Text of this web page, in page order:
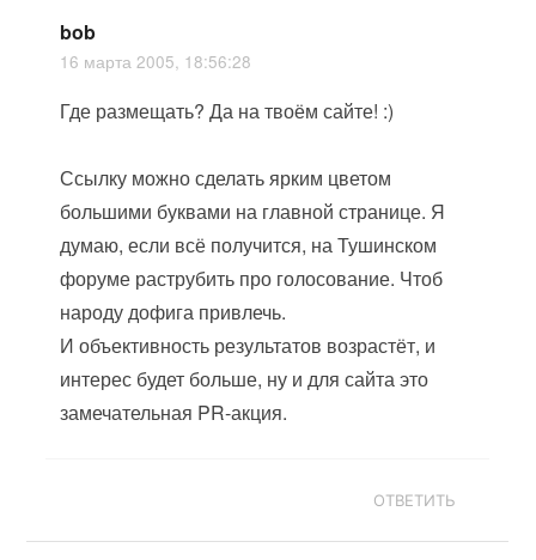
bob
16 марта 2005, 18:56:28
Где размещать? Да на твоём сайте! :)
Ссылку можно сделать ярким цветом
большими буквами на главной странице. Я
думаю, если всё получится, на Тушинском
форуме раструбить про голосование. Чтоб
народу дофига привлечь.
И объективность результатов возрастёт, и
интерес будет больше, ну и для сайта это
замечательная PR-акция.
ОТВЕТИТЬ